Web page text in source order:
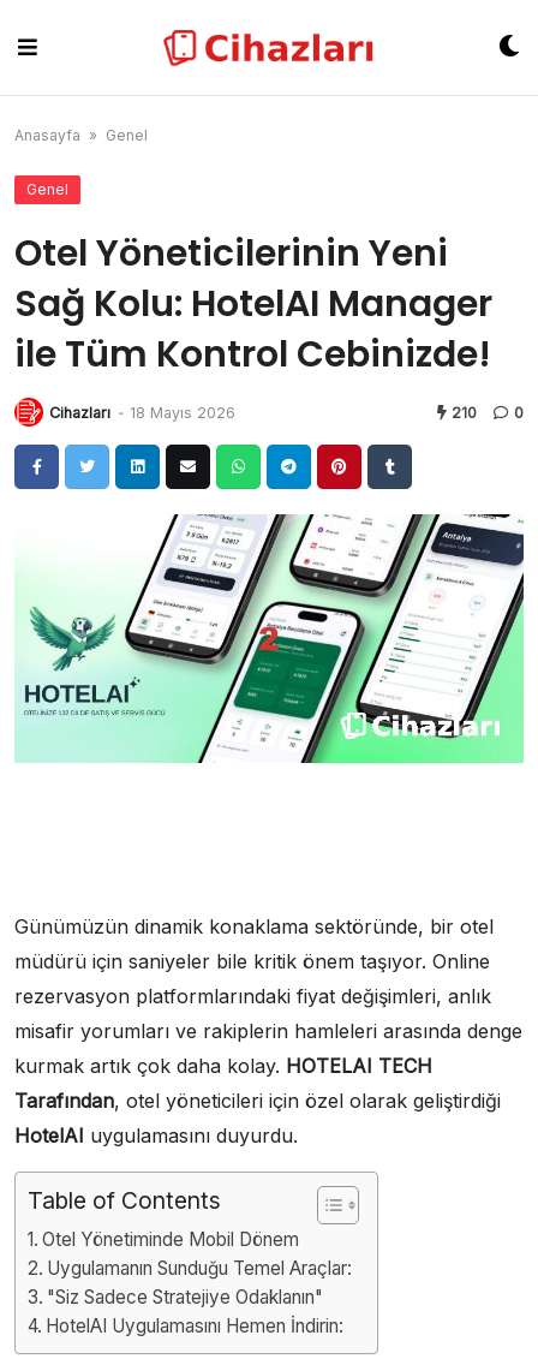
content
Anasayfa » Genel
Genel
Otel Yöneticilerinin Yeni
Sağ Kolu: HotelAI Manager
ile Tüm Kontrol Cebinizde!
Cihazları - 18 Mayıs 2026 210 0
Günümüzün dinamik konaklama sektöründe, bir otel
müdürü için saniyeler bile kritik önem taşıyor. Online
rezervasyon platformlarındaki fiyat değişimleri, anlık
misafir yorumları ve rakiplerin hamleleri arasında denge
kurmak artık çok daha kolay. HOTELAI TECH
Tarafından, otel yöneticileri için özel olarak geliştirdiği
HotelAI uygulamasını duyurdu.
Table of Contents
Otel Yönetiminde Mobil Dönem
Uygulamanın Sunduğu Temel Araçlar:
"Siz Sadece Stratejiye Odaklanın"
HotelAI Uygulamasını Hemen İndirin: